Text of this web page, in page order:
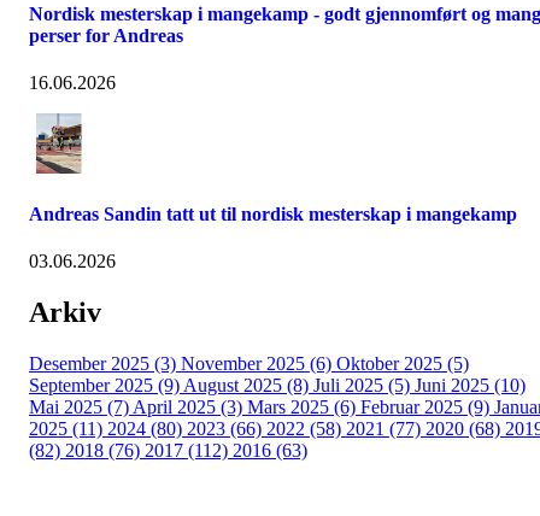
Nordisk mesterskap i mangekamp - godt gjennomført og
perser for Andreas
16.06.2026
Andreas Sandin tatt ut til nordisk mesterskap i mangekamp
03.06.2026
Arkiv
Desember 2025 (3) November 2025 (6) Oktober 2025 (5)
September 2025 (9) August 2025 (8) Juli 2025 (5) Juni 2025 (10)
Mai 2025 (7) April 2025 (3) Mars 2025 (6) Februar 2025 (9)
2025 (11) 2024 (80) 2023 (66) 2022 (58) 2021 (77) 2020 (68)
(82) 2018 (76) 2017 (112) 2016 (63)